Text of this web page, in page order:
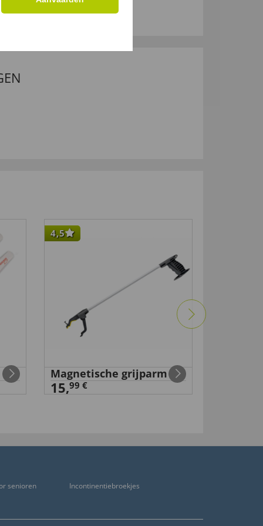
4,5
Magnetische grijparm
15,99 €
senioren
Incontinentiebroekjes